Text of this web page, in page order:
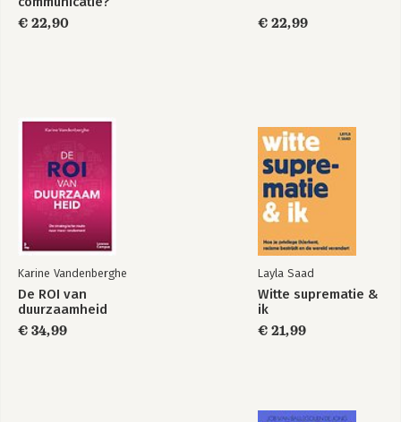
Het Complete Boek
Office 2024
Het Complete Boek
Excel VBA
Bekijk alle boeken
€ 22,90
€ 22,99
Karine Vandenberghe
De ROI van
duurzaamheid
€ 34,99
Layla Saad
Witte suprematie &
ik
€ 21,99